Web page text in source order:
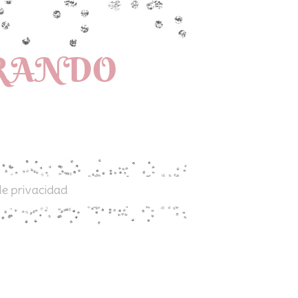
privacidad